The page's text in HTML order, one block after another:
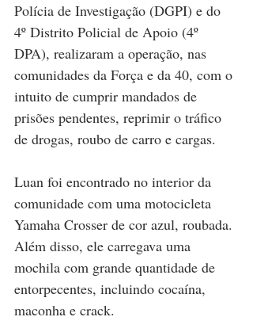
Polícia de Investigação (DGPI) e do
4º Distrito Policial de Apoio (4º
DPA), realizaram a operação, nas
comunidades da Força e da 40, com o
intuito de cumprir mandados de
prisões pendentes, reprimir o tráfico
de drogas, roubo de carro e cargas.
Luan foi encontrado no interior da
comunidade com uma motocicleta
Yamaha Crosser de cor azul, roubada.
Além disso, ele carregava uma
mochila com grande quantidade de
entorpecentes, incluindo cocaína,
maconha e crack.